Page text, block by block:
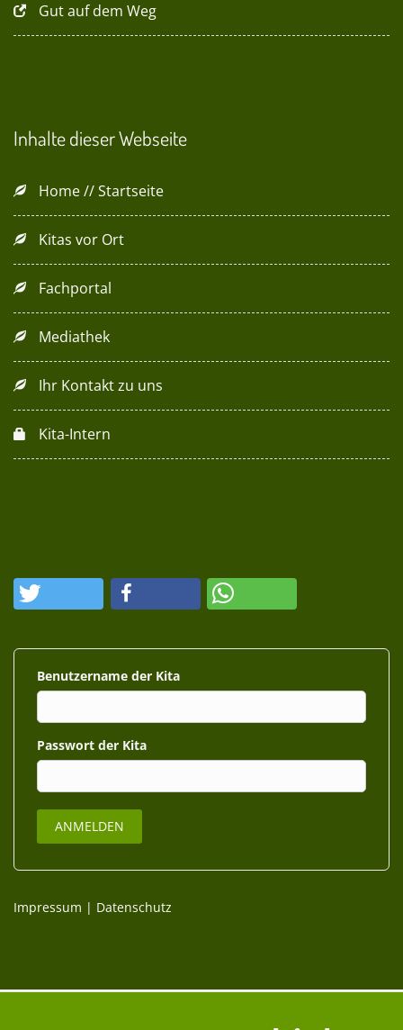
Gut auf dem Weg
Inhalte dieser Webseite
Home // Startseite
Kitas vor Ort
Fachportal
Mediathek
Ihr Kontakt zu uns
Kita-Intern
Benutzername
Passwort
Impressum | Datenschutz